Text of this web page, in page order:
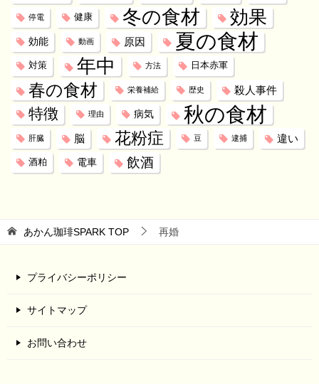
停電 健康 冬の食材 効果
効能 動画 原因 夏の食材
対策 年中 方法 日本赤軍
春の食材 栄養補給 歴史 殺人事件
特徴 理由 病気 秋の食材
肝臓 脳 花粉症 豆 逮捕 違い
酒粕 電車 飲酒
あかん珈琲SPARK TOP 再婚
プライバシーポリシー
サイトマップ
お問い合わせ